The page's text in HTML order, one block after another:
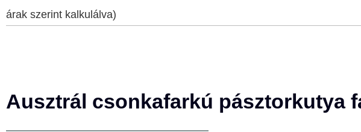
árak szerint kalkulálva)
Ausztrál csonkafarkú pásztorkutya